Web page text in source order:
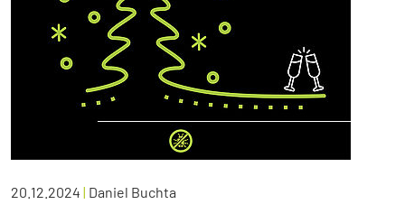
20.12.2024 | Daniel Buchta